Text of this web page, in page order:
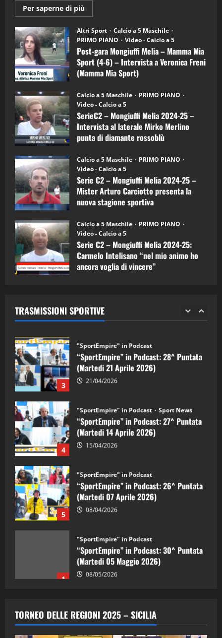
Per saperne di più
informazioni
Post-
gara
Mongiuffi
Melia
–
Mamma
Mia
Sport
6)
–
Intervista
a
mister
Arturo
Carciotto
(Mongiuffi
Altri Sport
Calcio a 5 Maschile
PRIMO PIANO
Video - Calcio a 5
Post-gara Mongiuffi Melia – Mamma Mia
Sport (4-6) – Intervista a Veronica Freni
(Mamma Mia Sport)
Calcio a 5 Maschile
PRIMO PIANO
Video - Calcio a 5
SerieC2 – Mongiuffi Melia 2024-25 –
Intervista al laterale Mirko Merlino
punta di diamante rossoblù
Calcio a 5 Maschile
PRIMO PIANO
Video - Calcio a 5
Serie C2 – Mongiuffi Melia 2024-25 –
Mister Arturo Carciotto presenta la
nuova stagione sportiva
Calcio a 5 Maschile
PRIMO PIANO
Video - Calcio a 5
Serie C2 – Mongiuffi Melia 2024-25:
Carmelo Intelisano “nel mio animo ho
ancora voglia di vincere”
TRASMISSIONI SPORTIVE
3
"SportEmpire" in Podcast
“SportEmpire” in Podcast: 28^ Puntata
(Martedi 21 Aprile 2026)
21/04/2026
4
“SportEmpire” in Podcast: 27^ Puntata
(Martedi 14 Aprile 2026)
15/04/2026
5
“SportEmpire” in Podcast: 26^ Puntata
(Martedi 07 Aprile 2026)
08/04/2026
1
“SportEmpire” in Podcast: 30^ Puntata
(Martedi 05 Maggio 2026)
08/05/2026
2 28/04/2026
3
“SportEmpire” in Podcast: 28^ Puntata
(Martedi 21 Aprile 2026)
4
“SportEmpire” in Podcast: 27^ Puntata
(Martedi 14 Aprile 2026)
5
“SportEmpire” in Podcast: 26^ Puntata
(Martedi 07 Aprile 2026)
1
“SportEmpire” in Podcast: 30^ Puntata
(Martedi 05 Maggio 2026)
“SportEmpire” in Podcast: 29^ Puntata
(Martedi 28 Aprile 2026)
TORNEO DELLE REGIONI 2025 – SICILIA